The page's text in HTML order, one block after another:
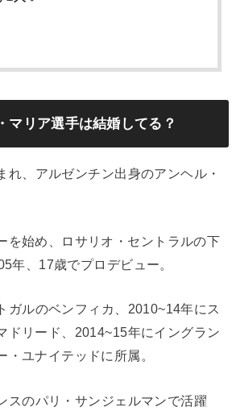
マリア選手は結婚してる？
れ、アルゼンチン出身のアンヘル・
を始め、ロサリオ・セントラルの下
年、17歳でプロデビュー。
ガルのベンフィカ、2010~14年にス
ドリード、2014~15年にイングラン
・ユナイテッドに所属。
スのパリ・サンジェルマンで活躍